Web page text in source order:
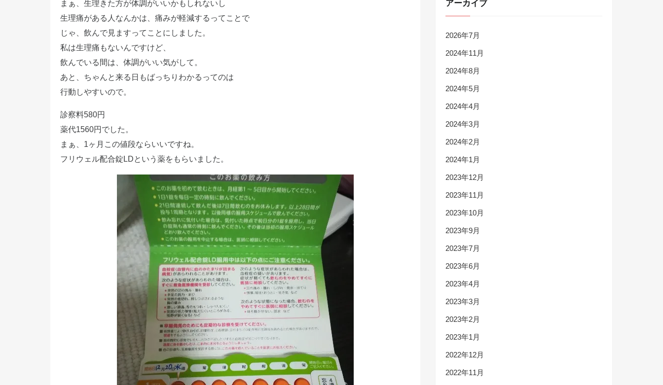
まぁ、生理きた方が体調がいいかもしれないし
生理痛がある人なんかは、痛みが軽減するってことで
じゃ、飲んで見ますってことにしました。
私は生理痛もないんですけど、
飲んでいる間は、体調がいい気がして。
あと、ちゃんと来る日もばっちりわかるってのは
行動しやすいので。
診察料580円
薬代1560円でした。
まぁ、1ヶ月この値段ならいいですね。
フリウェル配合錠LDという薬をもらいました。
アーカイブ
2026年7月
2024年11月
2024年8月
2024年5月
2024年4月
2024年3月
2024年2月
2024年1月
2023年12月
2023年11月
2023年10月
2023年9月
2023年7月
2023年6月
2023年4月
2023年3月
2023年2月
2023年1月
2022年12月
2022年11月